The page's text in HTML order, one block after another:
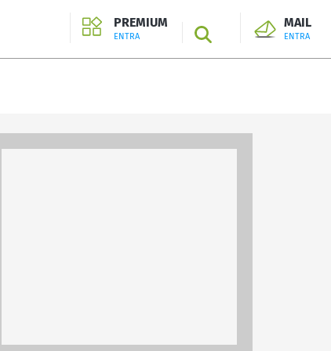
PREMIUM
ENTRA SEARCH
MAIL
ENTRA